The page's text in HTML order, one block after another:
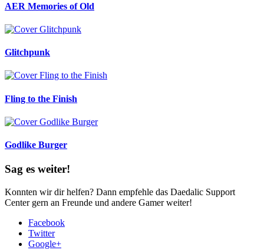
AER Memories of Old
Glitchpunk
Fling to the Finish
Godlike Burger
Sag es weiter!
Konnten wir dir helfen? Dann empfehle das Daedalic Support
Center gern an Freunde und andere Gamer weiter!
Facebook
Twitter
Google+